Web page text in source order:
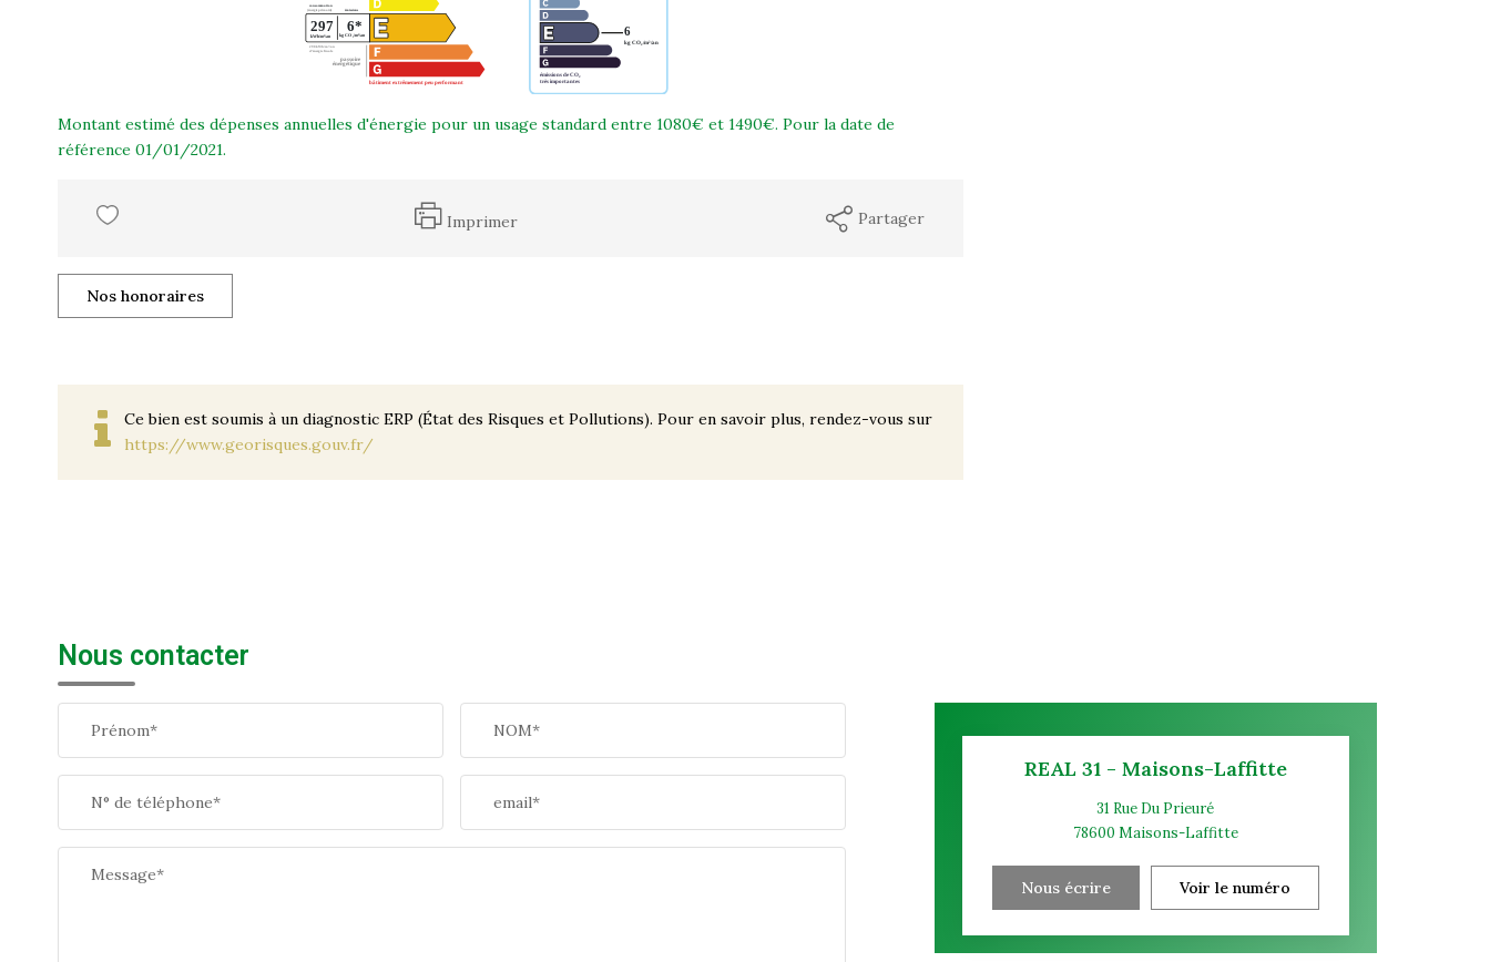
Montant estimé des dépenses annuelles d'énergie pour un usage standard entre 1080€ et 1490€. Pour la date de
référence 01/01/2021.
Imprimer Partager
Nos honoraires
Ce bien est soumis à un diagnostic ERP (État des Risques et Pollutions). Pour en savoir plus, rendez-vous sur
https://www.georisques.gouv.fr/
Nous contacter
Prénom* NOM*
N° de téléphone* email*
Message*
REAL 31 - Maisons-Laffitte
31 Rue Du Prieuré
78600 Maisons-Laffitte
Nous écrire Voir le numéro